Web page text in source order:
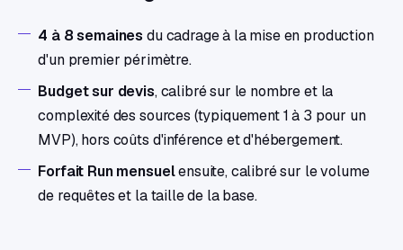
4 à 8 semaines du cadrage à la mise en production
d'un premier périmètre.
Budget sur devis, calibré sur le nombre et la
complexité des sources (typiquement 1 à 3 pour un
MVP), hors coûts d'inférence et d'hébergement.
Forfait Run mensuelensuite, calibré sur le volume
de requêtes et la taille de la base.